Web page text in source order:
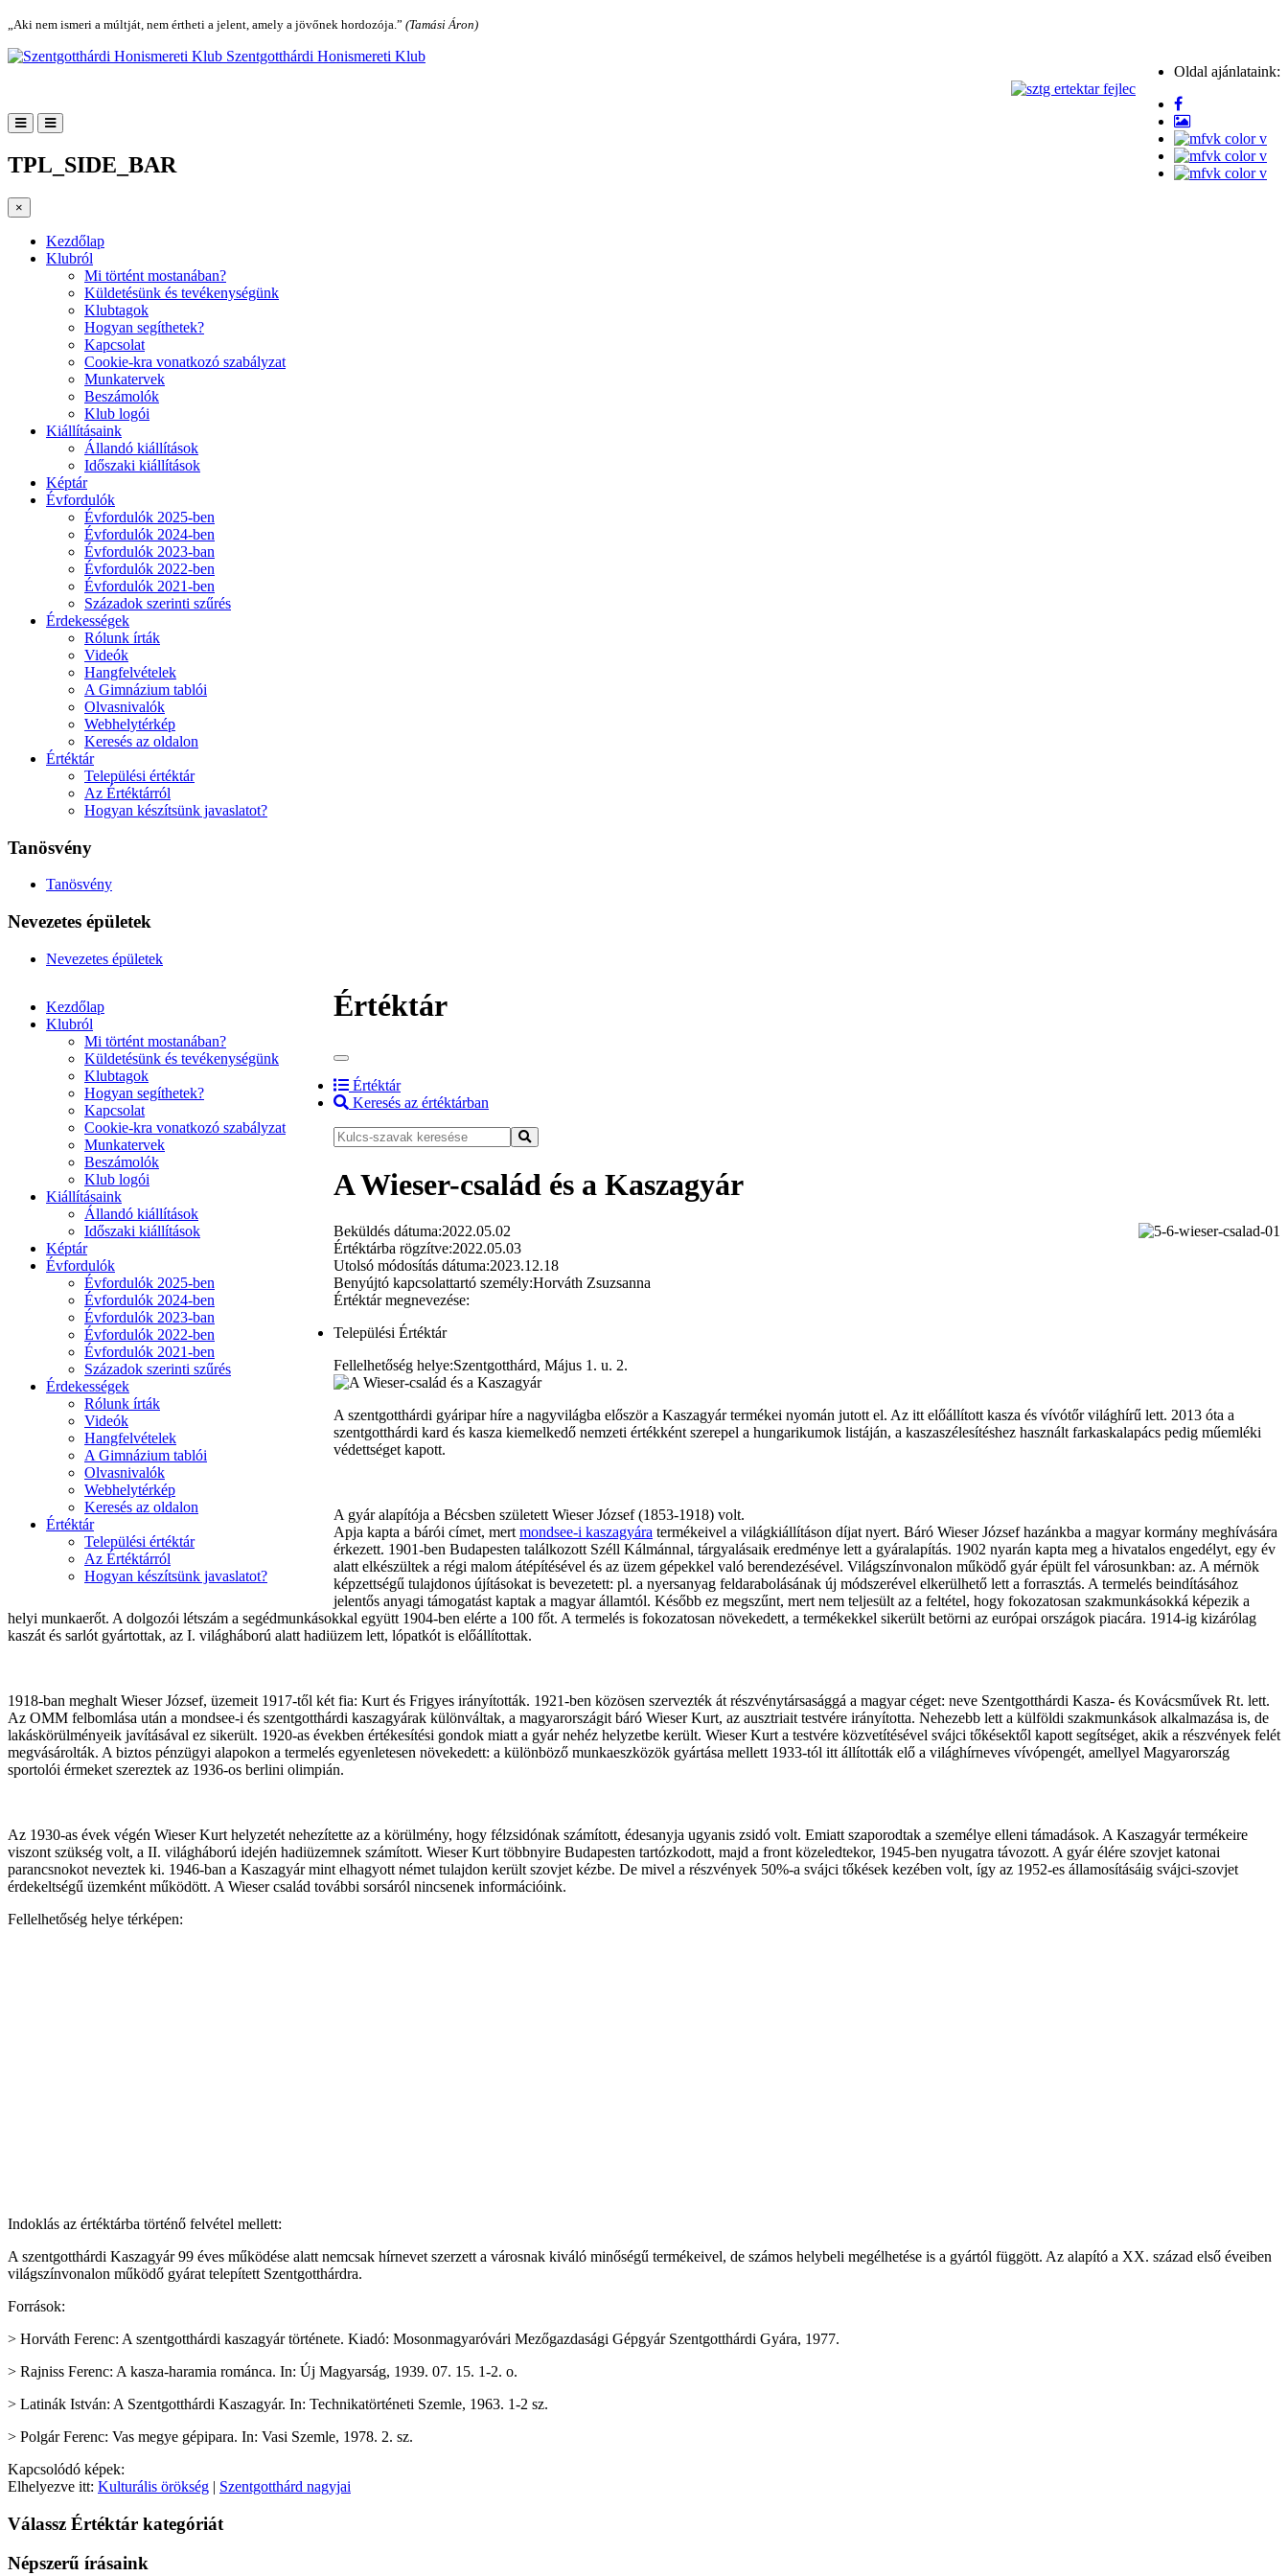
„Aki nem ismeri a múltját, nem értheti a jelent, amely a jövőnek hordozója.” (Tamási Áron)
Oldal ajánlataink:
Szentgotthárdi Honismereti Klub
TPL_SIDE_BAR
×
Kezdőlap
Klubról
Mi történt mostanában?
Küldetésünk és tevékenységünk
Klubtagok
Hogyan segíthetek?
Kapcsolat
Cookie-kra vonatkozó szabályzat
Munkatervek
Beszámolók
Klub logói
Kiállításaink
Állandó kiállítások
Időszaki kiállítások
Képtár
Évfordulók
Évfordulók 2025-ben
Évfordulók 2024-ben
Évfordulók 2023-ban
Évfordulók 2022-ben
Évfordulók 2021-ben
Századok szerinti szűrés
Érdekességek
Rólunk írták
Videók
Hangfelvételek
A Gimnázium tablói
Olvasnivalók
Webhelytérkép
Keresés az oldalon
Értéktár
Települési értéktár
Az Értéktárról
Hogyan készítsünk javaslatot?
Tanösvény
Tanösvény
Nevezetes épületek
Nevezetes épületek
Kezdőlap
Klubról
Mi történt mostanában?
Küldetésünk és tevékenységünk
Klubtagok
Hogyan segíthetek?
Kapcsolat
Cookie-kra vonatkozó szabályzat
Munkatervek
Beszámolók
Klub logói
Kiállításaink
Állandó kiállítások
Időszaki kiállítások
Képtár
Évfordulók
Évfordulók 2025-ben
Évfordulók 2024-ben
Évfordulók 2023-ban
Évfordulók 2022-ben
Évfordulók 2021-ben
Századok szerinti szűrés
Érdekességek
Rólunk írták
Videók
Hangfelvételek
A Gimnázium tablói
Olvasnivalók
Webhelytérkép
Keresés az oldalon
Értéktár
Települési értéktár
Az Értéktárról
Hogyan készítsünk javaslatot?
Értéktár
Értéktár
Keresés az értéktárban
A Wieser-család és a Kaszagyár
Beküldés dátuma:2022.05.02
Értéktárba rögzítve:2022.05.03
Utolsó módosítás dátuma:2023.12.18
Benyújtó kapcsolattartó személy:Horváth Zsuzsanna
Értéktár megnevezése:
Települési Értéktár
Fellelhetőség helye:Szentgotthárd, Május 1. u. 2.
A szentgotthárdi gyáripar híre a nagyvilágba először a Kaszagyár termékei nyomán jutott el. Az itt előállított kasza és vívótőr világhírű lett. 2013 óta a
szentgotthárdi kard és kasza kiemelkedő nemzeti értékként szerepel a hungarikumok listáján, a kaszaszélesítéshez használt farkaskalapács pedig műemléki
védettséget kapott.
A gyár alapítója a Bécsben született Wieser József (1853-1918) volt.
Apja kapta a bárói címet, mertmondsee-i kaszagyára termékeivel a világkiállításon díjat nyert. Báró Wieser József hazánkba a magyar kormány meghívására
érkezett. 1901-ben Budapesten találkozott Széll Kálmánnal, tárgyalásaik eredménye lett a gyáralapítás. 1902 nyarán kapta meg a hivatalos engedélyt, egy év
alatt elkészültek a régi malom átépítésével és az üzem gépekkel való berendezésével. Világszínvonalon működő gyár épült fel városunkban: az. A mérnök
képzettségű tulajdonos újításokat is bevezetett: pl. a nyersanyag feldarabolásának új módszerével elkerülhető lett a forrasztás. A termelés beindításához
jelentős anyagi támogatást kaptak a magyar államtól. Később ez megszűnt, mert nem teljesült az a feltétel, hogy fokozatosan szakmunkásokká képezik a
helyi munkaerőt. A dolgozói létszám a segédmunkásokkal együtt 1904-ben elérte a 100 főt. A termelés is fokozatosan növekedett, a termékekkel sikerült betörni az európai országok piacára. 1914-ig kizárólag
kaszát és sarlót gyártottak, az I. világháború alatt hadiüzem lett, lópatkót is előállítottak.
1918-ban meghalt Wieser József, üzemeit 1917-től két fia: Kurt és Frigyes irányították. 1921-ben közösen szervezték át részvénytársasággá a magyar céget: neve Szentgotthárdi Kasza- és Kovácsművek Rt. lett.
Az OMM felbomlása után a mondsee-i és szentgotthárdi kaszagyárak különváltak, a magyarországit báró Wieser Kurt, az ausztriait testvére irányította. Nehezebb lett a külföldi szakmunkások alkalmazása is, de
lakáskörülményeik javításával ez sikerült. 1920-as években értékesítési gondok miatt a gyár nehéz helyzetbe került. Wieser Kurt a testvére közvetítésével svájci tőkésektől kapott segítséget, akik a részvények felét
megvásárolták. A biztos pénzügyi alapokon a termelés egyenletesen növekedett: a különböző munkaeszközök gyártása mellett 1933-tól itt állították elő a világhírneves vívópengét, amellyel Magyarország
sportolói érmeket szereztek az 1936-os berlini olimpián.
Az 1930-as évek végén Wieser Kurt helyzetét nehezítette az a körülmény, hogy félzsidónak számított, édesanyja ugyanis zsidó volt. Emiatt szaporodtak a személye elleni támadások. A Kaszagyár termékeire
viszont szükség volt, a II. világháború idején hadiüzemnek számított. Wieser Kurt többnyire Budapesten tartózkodott, majd a front közeledtekor, 1945-ben nyugatra távozott. A gyár élére szovjet katonai
parancsnokot neveztek ki. 1946-ban a Kaszagyár mint elhagyott német tulajdon került szovjet kézbe. De mivel a részvények 50%-a svájci tőkések kezében volt, így az 1952-es államosításáig svájci-szovjet
érdekeltségű üzemként működött. A Wieser család további sorsáról nincsenek információink.
Fellelhetőség helye térképen:
Indoklás az értéktárba történő felvétel mellett:
A szentgotthárdi Kaszagyár 99 éves működése alatt nemcsak hírnevet szerzett a városnak kiváló minőségű termékeivel, de számos helybeli megélhetése is a gyártól függött. Az alapító a XX. század első éveiben
világszínvonalon működő gyárat telepített Szentgotthárdra.
Források:
> Horváth Ferenc: A szentgotthárdi kaszagyár története. Kiadó: Mosonmagyaróvári Mezőgazdasági Gépgyár Szentgotthárdi Gyára, 1977.
> Rajniss Ferenc: A kasza-haramia románca. In: Új Magyarság, 1939. 07. 15. 1-2. o.
> Latinák István: A Szentgotthárdi Kaszagyár. In: Technikatörténeti Szemle, 1963. 1-2 sz.
> Polgár Ferenc: Vas megye gépipara. In: Vasi Szemle, 1978. 2. sz.
Kapcsolódó képek:
Elhelyezve itt: Kulturális örökség | Szentgotthárd nagyjai
Válassz Értéktár kategóriát
Népszerű írásaink